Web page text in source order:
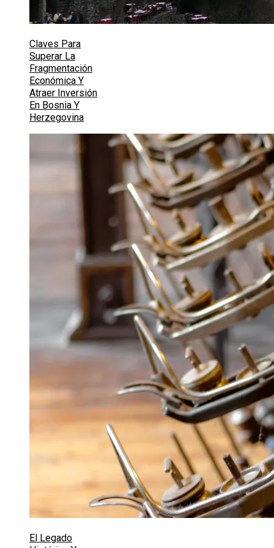
Claves Para
Superar La
Fragmentación
Económica Y
Atraer Inversión
En Bosnia Y
Herzegovina
El Legado